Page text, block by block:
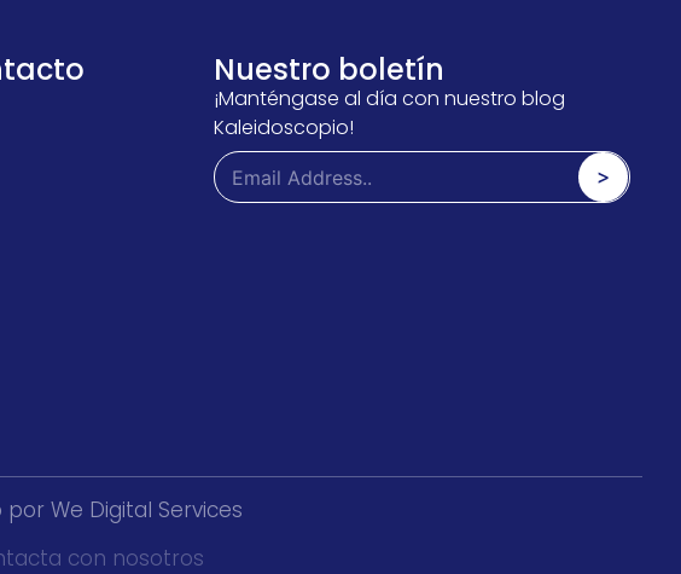
Nuestro boletín
¡Manténgase al día con nuestro blog
Kaleidoscopio!
m
a
E
m
a
>
por We Digital Services
con nosotros